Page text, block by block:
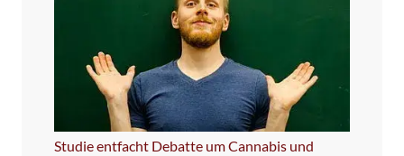
Studie entfacht Debatte um Cannabis und